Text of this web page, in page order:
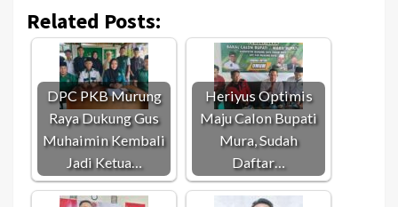
Related Posts:
DPC PKB Murung
Raya Dukung Gus
Muhaimin Kembali
Jadi Ketua…
Heriyus Optimis
Maju Calon Bupati
Mura, Sudah
Daftar…